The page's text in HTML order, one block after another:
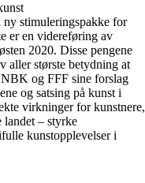
stimuleringspakke for
er en videreføring av
2020. Disse pengene
aller største betydning at
og FFF sine forslag
og satsing på kunst i
virkninger for kunstnere,
landet – styrke
kunstopplevelser i